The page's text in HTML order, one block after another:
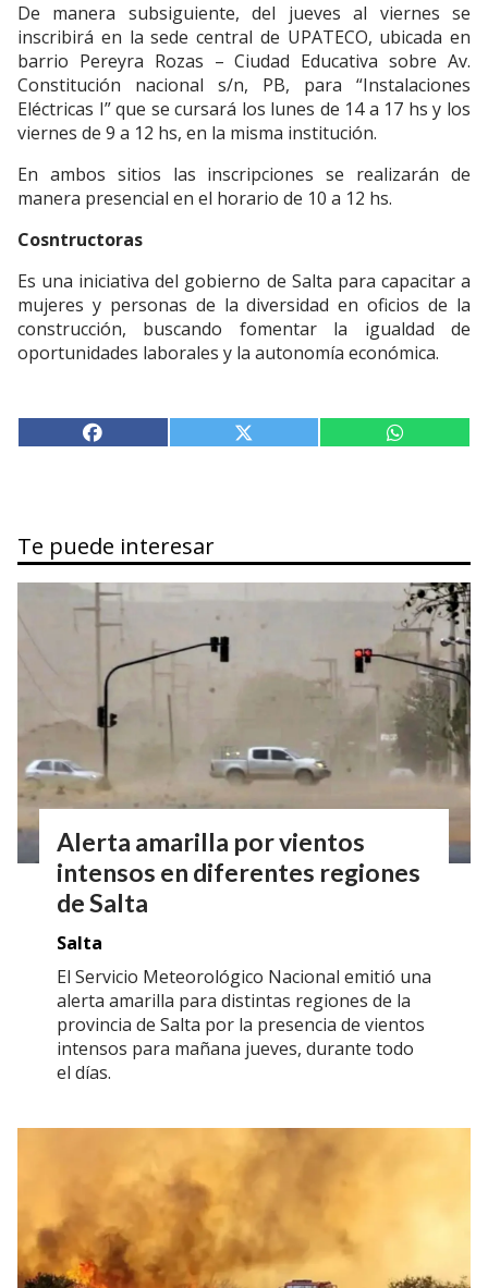
De manera subsiguiente, del jueves al viernes se
inscribirá en la sede central de UPATECO, ubicada en
barrio Pereyra Rozas – Ciudad Educativa sobre Av.
Constitución nacional s/n, PB, para “Instalaciones
Eléctricas I” que se cursará los lunes de 14 a 17 hs y los
viernes de 9 a 12 hs, en la misma institución.
En ambos sitios las inscripciones se realizarán de
manera presencial en el horario de 10 a 12 hs.
Cosntructoras
Es una iniciativa del gobierno de Salta para capacitar a
mujeres y personas de la diversidad en oficios de la
construcción, buscando fomentar la igualdad de
oportunidades laborales y la autonomía económica.
Te puede interesar
Alerta amarilla por vientos
intensos en diferentes regiones
de Salta
Salta
El Servicio Meteorológico Nacional emitió una
alerta amarilla para distintas regiones de la
provincia de Salta por la presencia de vientos
intensos para mañana jueves, durante todo
el días.